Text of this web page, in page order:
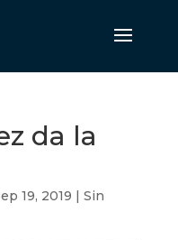
da la
19, 2019 | Sin